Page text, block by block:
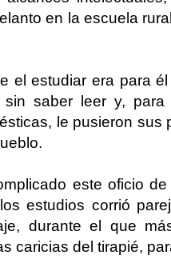
en la escuela
el estudiar era para
saber leer y,
le pusieron sus
este oficio
estudios corrió
durante el que
caricias del tirapié,